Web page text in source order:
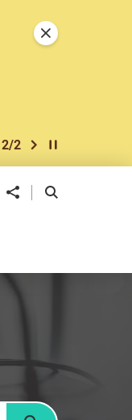
上一個
2/2 下一個開始/暫停幻燈
關閉特別通告
分享到 開啟搜尋框